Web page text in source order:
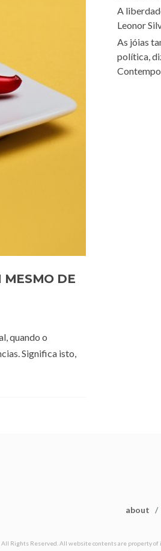
MESMO DE
quando o
Significa isto,
A
Leonor
As jóias
política,
about /
Rights Reserved. All website contents are property of